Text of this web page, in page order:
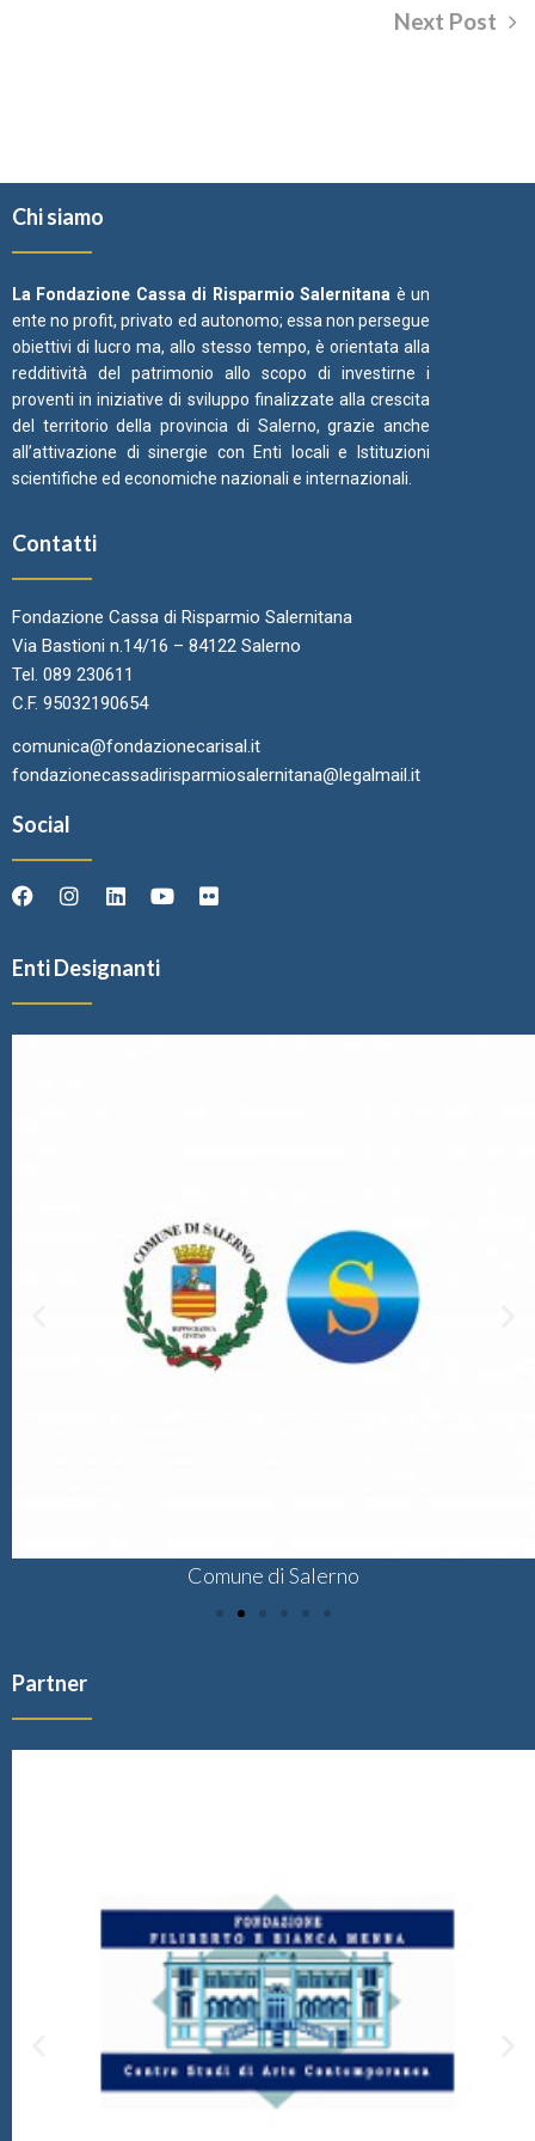
Next Post
Chi siamo
La Fondazione Cassa di Risparmio Salernitana è un
ente no profit, privato ed autonomo; essa non persegue
obiettivi di lucro ma, allo stesso tempo, è orientata alla
redditività del patrimonio allo scopo di investirne i
proventi in iniziative di sviluppo finalizzate alla crescita
del territorio della provincia di Salerno, grazie anche
all’attivazione di sinergie con Enti locali e Istituzioni
scientifiche ed economiche nazionali e internazionali.
Contatti
Fondazione Cassa di Risparmio Salernitana
Via Bastioni n.14/16 – 84122 Salerno
Tel. 089 230611
C.F. 95032190654
comunica@fondazionecarisal.it
fondazionecassadirisparmiosalernitana@legalmail.it
Social
Enti Designanti
Comune di Salerno
Partner